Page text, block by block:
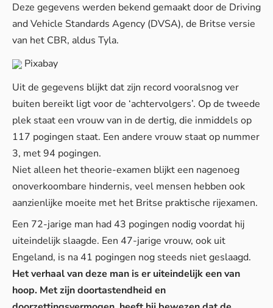
Deze gegevens werden bekend gemaakt door de Driving
and Vehicle Standards Agency (DVSA), de Britse versie
van het CBR, aldus Tyla.
Pixabay
Uit de gegevens blijkt dat zijn record vooralsnog ver
buiten bereikt ligt voor de ‘achtervolgers’. Op de tweede
plek staat een vrouw van in de dertig, die inmiddels op
117 pogingen staat. Een andere vrouw staat op nummer
3, met 94 pogingen.
Niet alleen het theorie-examen blijkt een nagenoeg
onoverkoombare hindernis, veel mensen hebben ook
aanzienlijke moeite met het Britse praktische rijexamen.
Een 72-jarige man had 43 pogingen nodig voordat hij
uiteindelijk slaagde. Een 47-jarige vrouw, ook uit
Engeland, is na 41 pogingen nog steeds niet geslaagd.
Het verhaal van deze man is er uiteindelijk een van
hoop. Met zijn doortastendheid en